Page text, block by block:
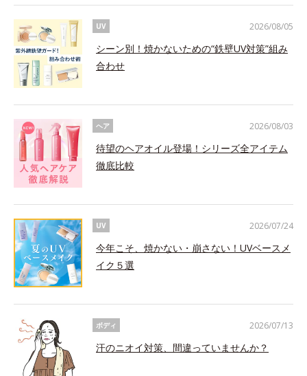
UV
シーン別！焼かないための“鉄壁UV対策”組み
合わせ
2026/08/05
ヘア
待望のヘアオイル登場！シリーズ全アイテム
徹底比較
2026/08/03
UV
今年こそ、焼かない・崩さない！UVベースメ
イク５選
2026/07/24
ボディ
汗のニオイ対策、間違っていませんか？
2026/07/13